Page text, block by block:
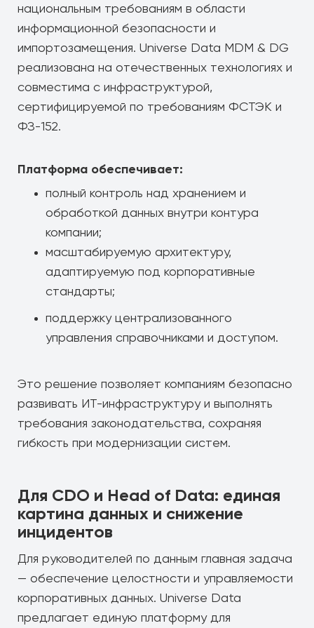
национальным требованиям в области
информационной безопасности и
импортозамещения. Universe Data MDM & DG
реализована на отечественных технологиях и
совместима с инфраструктурой,
сертифицируемой по требованиям ФСТЭК и
ФЗ-152.
Платформа обеспечивает:
полный контроль над хранением и
обработкой данных внутри контура
компании;
масштабируемую архитектуру,
адаптируемую под корпоративные
стандарты;
поддержку централизованного
управления справочниками и доступом.
Это решение позволяет компаниям безопасно
развивать ИТ-инфраструктуру и выполнять
требования законодательства, сохраняя
гибкость при модернизации систем.
Для CDO и Head of Data: единая
картина данных и снижение
инцидентов
Для руководителей по данным главная задача
— обеспечение целостности и управляемости
корпоративных данных. Universe Data
предлагает единую платформу для